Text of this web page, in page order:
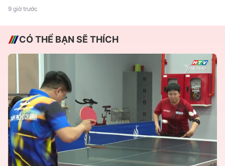
9 giờ trước
CÓ THỂ BẠN SẼ THÍCH